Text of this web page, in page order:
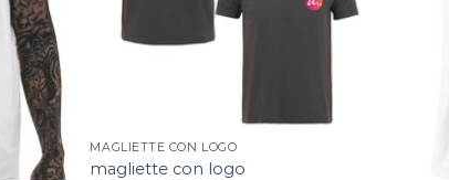
MAGLIETTE CON LOGO
magliette con logo